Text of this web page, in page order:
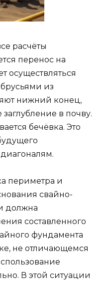
расчёты
перенос на
осуществляться
брусьями из
нижний конец,
в почву.
бечёвка. Это
периметра и
свайно-
должна
составленного
фундамента
не отличающемся
В этой ситуации